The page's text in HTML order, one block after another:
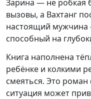
Зарина — не робкая
вызовы, а Вахтанг
настоящий мужчина
способный на
Книга наполнена
ребёнке и колкими
смеяться. Это
ситуация может